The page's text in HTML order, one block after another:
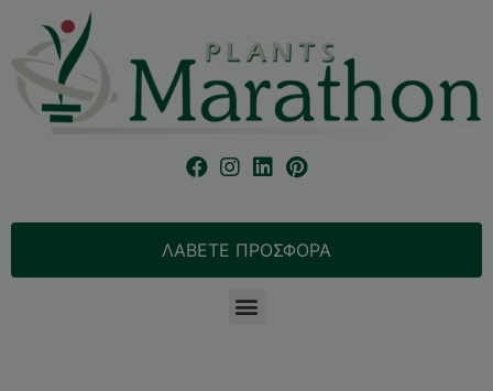
ΛΑΒΕΤΕ ΠΡΟΣΦΟΡΑ